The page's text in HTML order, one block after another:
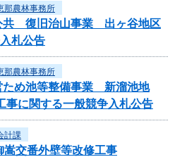
那農林事務所
共 復旧治山事業 出ヶ谷地区
札公告
那農林事務所
ため池等整備事業 新溜池地
に関する一般競争入札公告
計課
嵩交番外壁等改修工事